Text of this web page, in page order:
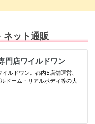
ネット通販